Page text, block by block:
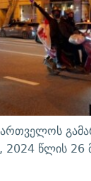
COVID-19
ᲘᲡᲢᲝᲠᲘᲐ
- ᲐᲛᲝᲣᲗᲥᲛᲔᲚᲘ
2024 წლის 26